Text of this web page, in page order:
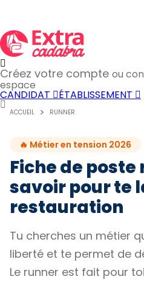
Créez votre compte ou
espace
CANDIDAT ÉTABLISSEMENT
ACCUEIL RUNNER
🔥 Métier en tension 2026
Fiche de
savoir pour te
restauration
Tu cherches un métier
liberté et te permet de
Le runner est fait pour